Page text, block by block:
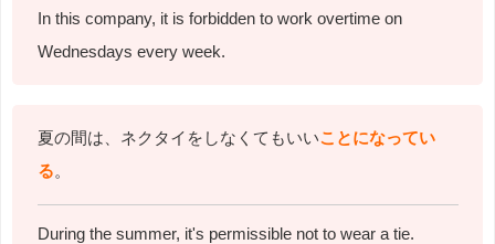
In this company, it is forbidden to work overtime on
Wednesdays every week.
夏の間は、ネクタイをしなくてもいいことになってい
る。
During the summer, it's permissible not to wear a tie.